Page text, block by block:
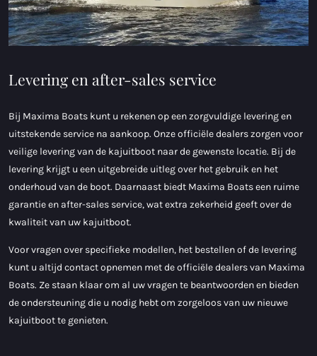
Levering en after-sales service
Bij Maxima Boats kunt u rekenen op een zorgvuldige levering en
uitstekende service na aankoop. Onze officiële dealers zorgen voor
veilige levering van de kajuitboot naar de gewenste locatie. Bij de
levering krijgt u een uitgebreide uitleg over het gebruik en het
onderhoud van de boot. Daarnaast biedt Maxima Boats een ruime
garantie en after-sales service, wat extra zekerheid geeft over de
kwaliteit van uw kajuitboot.
Voor vragen over specifieke modellen, het bestellen of de levering
kunt u altijd contact opnemen met de officiële dealers van Maxima
Boats. Ze staan klaar om al uw vragen te beantwoorden en bieden
de ondersteuning die u nodig hebt om zorgeloos van uw nieuwe
kajuitboot te genieten.